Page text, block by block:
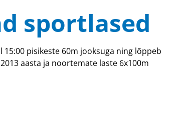
sportlased
pisikeste 60m jooksuga ning lõppeb
aasta ja noortemate laste 6x100m